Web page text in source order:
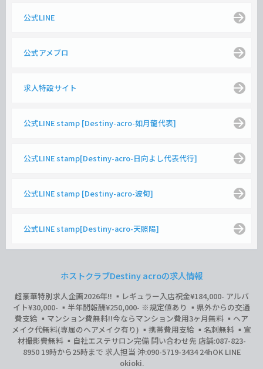
公式LINE
公式アメブロ
求人特設サイト
公式LINE stamp [Destiny-acro-如月龍代表]
公式LINE stamp[Destiny-acro-日向よし代表代行]
公式LINE stamp [Destiny-acro-波旬]
公式LINE stamp[Destiny-acro-天照陽]
ホストクラブDestiny acroの求人情報
超豪華特別求人企画2026年‼︎ ▪️レギュラー入店祝金¥184,000- アルバ
イト¥30,000- ▪️半年間報酬¥250,000- ※規定値あり ▪️県外からの交通
費支給 ▪️マンション費無料‼︎今ならマンション費用3ヶ月無料 ▪️ヘア
メイク代無料(専属のヘアメイク有り) ▪️携帯費用支給 ▪️名刺無料 ▪️宣
材撮影費無料 ▪️自社エステサロン完備 問い合わせ先 店舗:087-823-
8950 19時から25時まで 求人担当 沖:090-5719-3434 24hOK LINE
okioki.